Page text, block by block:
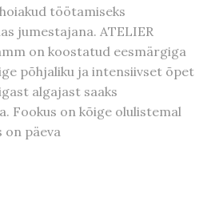
töötamiseks
jumestajana. ATELIER
on koostatud eesmärgiga
põhjaliku ja intensiivset õpet
algajast saaks
Fookus on kõige olulistemal
on päeva